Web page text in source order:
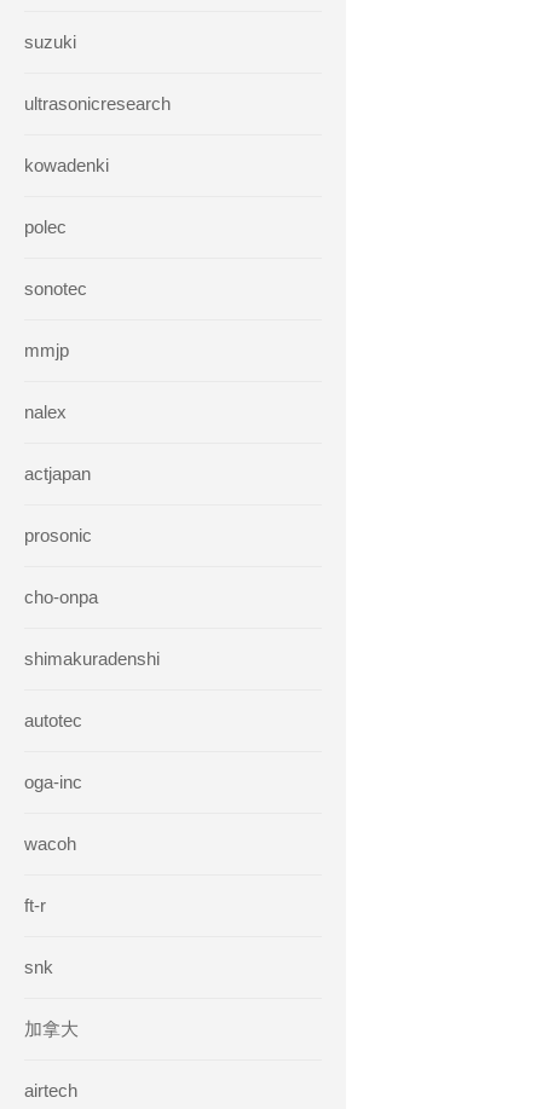
suzuki
ultrasonicresearch
kowadenki
polec
sonotec
mmjp
nalex
actjapan
prosonic
cho-onpa
shimakuradenshi
autotec
oga-inc
wacoh
ft-r
snk
加拿大
airtech